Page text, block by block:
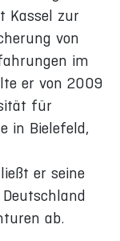
Kassel zur
von
im
er von 2009
für
in Bielefeld,
er seine
ab.